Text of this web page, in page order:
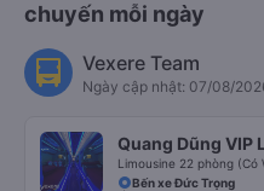
chuyến mỗi ngày
Vexere Team
Ngày cập nhật: 07/08/
Quang Dũng VIP
Limousine 22 phòng (Có
Bến xe Đức Trọng